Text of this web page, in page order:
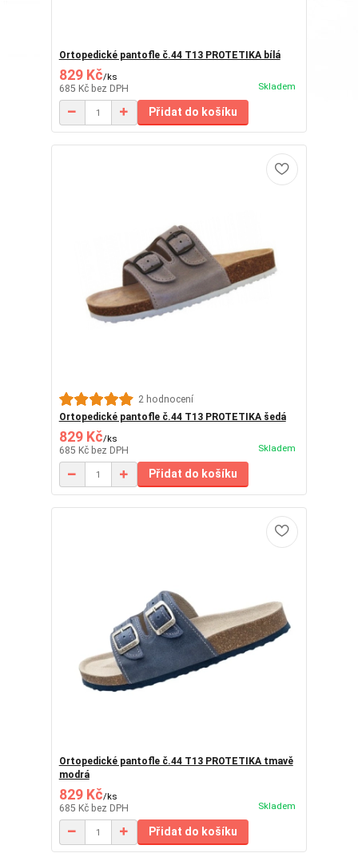
Ortopedické pantofle č.44 T13 PROTETIKA bílá
829 Kč/ks
685 Kč bez DPH Skladem
Přidat do košíku
2 hodnocení
Ortopedické pantofle č.44 T13 PROTETIKA šedá
829 Kč/ks
685 Kč bez DPH Skladem
Přidat do košíku
Ortopedické pantofle č.44 T13 PROTETIKA tmavě
modrá
829 Kč/ks
685 Kč bez DPH Skladem
Přidat do košíku